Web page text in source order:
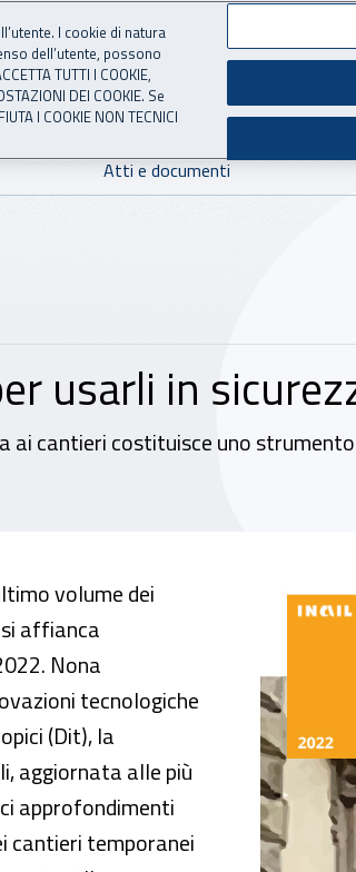
Atti e documenti
usarli in
ai cantieri costituisce uno
volume dei
affianca
Nona
tecnologiche
(Dit), la
aggiornata alle più
approfondimenti
cantieri temporanei
I cookie di natura
dell’utente, possono
TUTTI I COOKIE,
DEI COOKIE. Se
I COOKIE NON TECNICI